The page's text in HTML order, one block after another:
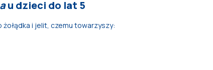
u dzieci do lat 5
i jelit, czemu towarzyszy: